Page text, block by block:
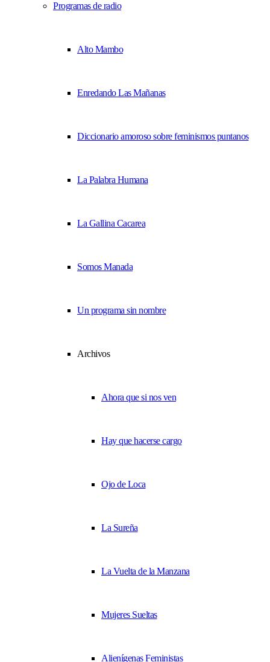
Programas de radio
Alto Mambo
Enredando Las Mañanas
Diccionario amoroso sobre feminismos puntanos
La Palabra Humana
La Gallina Cacarea
Somos Manada
Un programa sin nombre
Archivos
Ahora que si nos ven
Hay que hacerse cargo
Ojo de Loca
La Sureña
La Vuelta de la Manzana
Mujeres Sueltas
Alienígenas Feministas